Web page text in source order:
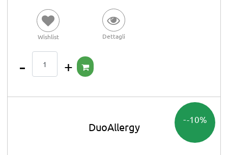
Wishlist Dettagli
-10%
DuoAllergy